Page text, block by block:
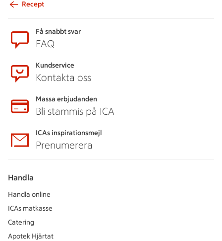
Recept
Få snabbt svar
FAQ
Kundservice
Kontakta oss
Massa erbjudanden
Bli stammis på ICA
ICAs inspirationsmejl
Prenumerera
Handla
Handla online
ICAs matkasse
Catering
Apotek Hjärtat